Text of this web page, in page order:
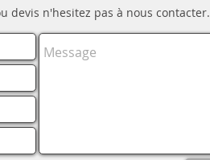
devis n'hesitez pas à nous contacter.